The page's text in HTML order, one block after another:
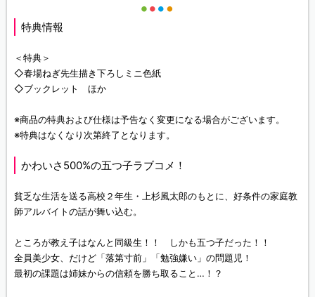
特典情報
＜特典＞
◇春場ねぎ先生描き下ろしミニ色紙
◇ブックレット ほか
※商品の特典および仕様は予告なく変更になる場合がございます。
※特典はなくなり次第終了となります。
かわいさ500%の五つ子ラブコメ！
貧乏な生活を送る高校２年生・上杉風太郎のもとに、好条件の家庭教
師アルバイトの話が舞い込む。
ところが教え子はなんと同級生！！ しかも五つ子だった！！
全員美少女、だけど「落第寸前」「勉強嫌い」の問題児！
最初の課題は姉妹からの信頼を勝ち取ること…！？